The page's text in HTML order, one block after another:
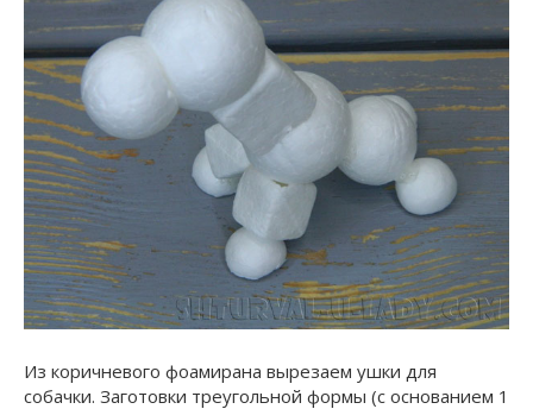
Из коричневого фоамирана вырезаем ушки для
собачки. Заготовки треугольной формы (с основанием 1